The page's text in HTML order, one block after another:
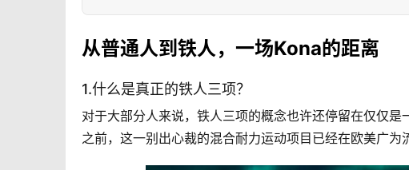
从普通人到铁人，一场Kona的距离
1.什么是真正的铁人三项？
对于大部分人来说，铁人三项的概念也许还停留在仅仅
之前，这一别出心裁的混合耐力运动项目已经在欧美广为